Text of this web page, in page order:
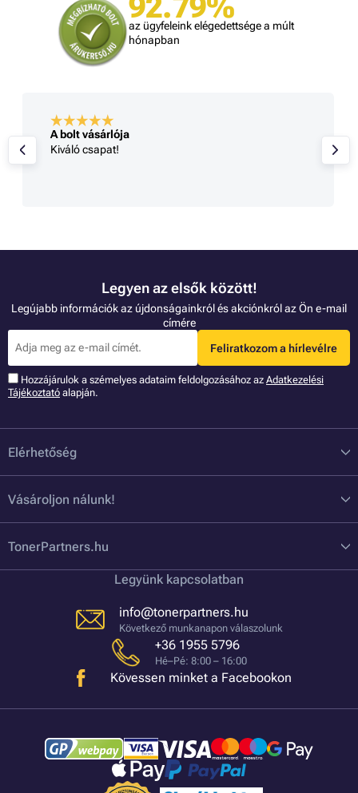
92.79%
az ügyfeleink elégedettsége a múlt
hónapban
A bolt vásárlója
Kiváló csapat!
Legyen az elsők között!
Legújabb információk az újdonságainkról és akciónkról az Ön e-mail
címére
Feliratkozom a hírlevélre
Hozzájárulok a szémelyes adataim feldolgozásához az Adatkezelési
Tájékoztató alapján.
Elérhetőség
Vásároljon nálunk!
TonerPartners.hu
Legyünk kapcsolatban
info@tonerpartners.hu
Következő munkanapon válaszolunk
+36 1955 5796
Hé–Pé: 8:00 – 16:00
Kövessen minket a Facebookon